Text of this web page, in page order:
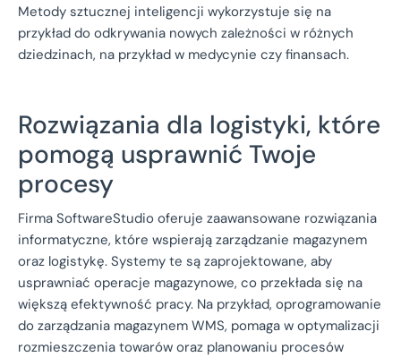
Metody sztucznej inteligencji wykorzystuje się na
przykład do odkrywania nowych zależności w różnych
dziedzinach, na przykład w medycynie czy finansach.
Rozwiązania dla logistyki, które
pomogą usprawnić Twoje
procesy
Firma SoftwareStudio oferuje zaawansowane rozwiązania
informatyczne, które wspierają zarządzanie magazynem
oraz logistykę. Systemy te są zaprojektowane, aby
usprawniać operacje magazynowe, co przekłada się na
większą efektywność pracy. Na przykład, oprogramowanie
do zarządzania magazynem WMS, pomaga w optymalizacji
rozmieszczenia towarów oraz planowaniu procesów